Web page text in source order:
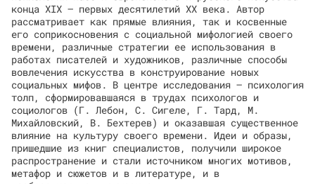
конца XIX — первых десятилетий XX века. Автор
рассматривает как прямые влияния, так и косвенные
его соприкосновения с социальной мифологией своего
времени, различные стратегии ее использования в
работах писателей и художников, различные способы
вовлечения искусства в конструирование новых
социальных мифов. В центре исследования — психология
толп, сформировавшаяся в трудах психологов и
социологов (Г. Лебон, С. Сигеле, Г. Тард, М.
Михайловский, В. Бехтерев) и оказавшая существенное
влияние на культуру своего времени. Идеи и образы,
пришедшие из книг специалистов, получили широкое
распространение и стали источником многих мотивов,
метафор и сюжетов и в литературе, и в